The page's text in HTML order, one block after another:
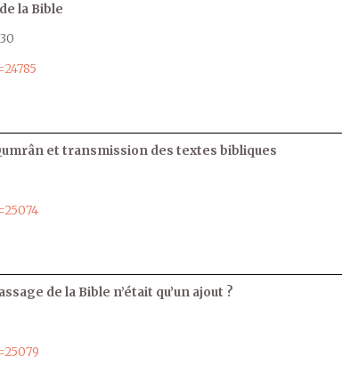
la Bible
et transmission des textes bibliques
de la Bible n’était qu’un ajout ?